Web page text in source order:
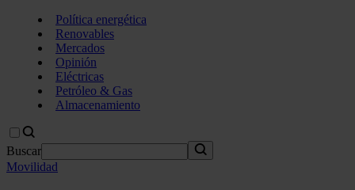
Política energética
Renovables
Mercados
Opinión
Eléctricas
Petróleo & Gas
Almacenamiento
Buscar
Movilidad